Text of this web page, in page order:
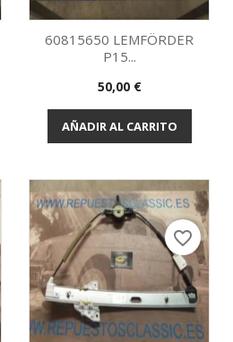
Vista rápida
60815650 LEMFÖRDER
P15...
Precio
50,00 €
AÑADIR AL CARRITO
favorite_border